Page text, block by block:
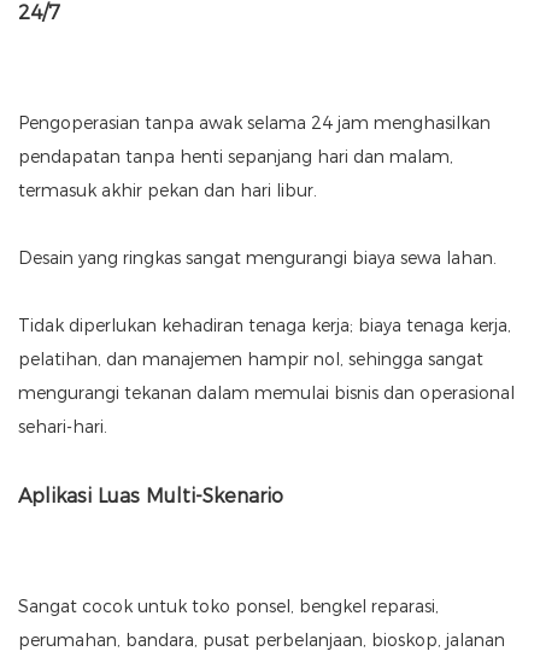
24/7
Pengoperasian tanpa awak selama 24 jam menghasilkan
pendapatan tanpa henti sepanjang hari dan malam,
termasuk akhir pekan dan hari libur.
Desain yang ringkas sangat mengurangi biaya sewa lahan.
Tidak diperlukan kehadiran tenaga kerja; biaya tenaga kerja,
pelatihan, dan manajemen hampir nol, sehingga sangat
mengurangi tekanan dalam memulai bisnis dan operasional
sehari-hari.
Aplikasi Luas Multi-Skenario
Sangat cocok untuk toko ponsel, bengkel reparasi,
perumahan, bandara, pusat perbelanjaan, bioskop, jalanan